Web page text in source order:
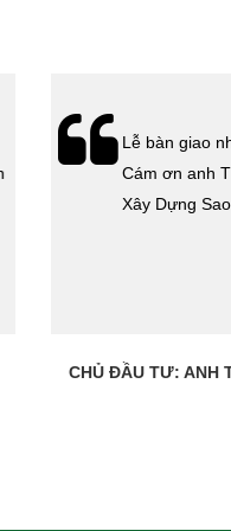
Lễ bàn giao nhà cho
Cám ơn anh Tính
Xây Dựng Sao Việt.
CHỦ ĐẦU TƯ: ANH TÍNH